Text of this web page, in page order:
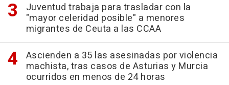
Juventud trabaja para trasladar con la
"mayor celeridad posible" a menores
migrantes de Ceuta a las CCAA
Ascienden a 35 las asesinadas por violencia
machista, tras casos de Asturias y Murcia
ocurridos en menos de 24 horas